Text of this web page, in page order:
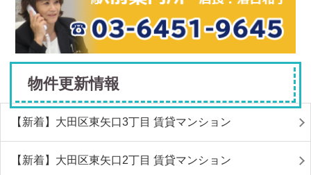
物件更新情報
【新着】大田区東矢口3丁目 賃貸マンション
【新着】大田区東矢口2丁目 賃貸マンション